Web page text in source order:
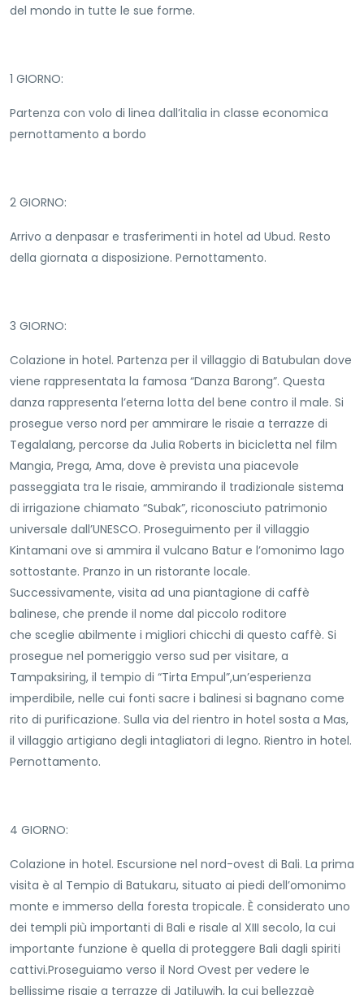
del mondo in tutte le sue forme.
1 GIORNO:
Partenza con volo di linea dall’italia in classe economica
pernottamento a bordo
2 GIORNO:
Arrivo a denpasar e trasferimenti in hotel ad Ubud. Resto
della giornata a disposizione. Pernottamento.
3 GIORNO:
Colazione in hotel. Partenza per il villaggio di Batubulan dove
viene rappresentata la famosa “Danza Barong”. Questa
danza rappresenta l’eterna lotta del bene contro il male. Si
prosegue verso nord per ammirare le risaie a terrazze di
Tegalalang, percorse da Julia Roberts in bicicletta nel film
Mangia, Prega, Ama, dove è prevista una piacevole
passeggiata tra le risaie, ammirando il tradizionale sistema
di irrigazione chiamato “Subak”, riconosciuto patrimonio
universale dall’UNESCO. Proseguimento per il villaggio
Kintamani ove si ammira il vulcano Batur e l’omonimo lago
sottostante. Pranzo in un ristorante locale.
Successivamente, visita ad una piantagione di caffè
balinese, che prende il nome dal piccolo roditore
che sceglie abilmente i migliori chicchi di questo caffè. Si
prosegue nel pomeriggio verso sud per visitare, a
Tampaksiring, il tempio di “Tirta Empul”,un’esperienza
imperdibile, nelle cui fonti sacre i balinesi si bagnano come
rito di purificazione. Sulla via del rientro in hotel sosta a Mas,
il villaggio artigiano degli intagliatori di legno. Rientro in hotel.
Pernottamento.
4 GIORNO:
Colazione in hotel. Escursione nel nord-ovest di Bali. La prima
visita è al Tempio di Batukaru, situato ai piedi dell’omonimo
monte e immerso della foresta tropicale. È considerato uno
dei templi più importanti di Bali e risale al XIII secolo, la cui
importante funzione è quella di proteggere Bali dagli spiriti
cattivi.Proseguiamo verso il Nord Ovest per vedere le
bellissime risaie a terrazze di Jatiluwih, la cui bellezzaè